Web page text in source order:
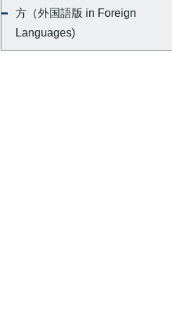
方（外国語版 in Foreign
Languages)